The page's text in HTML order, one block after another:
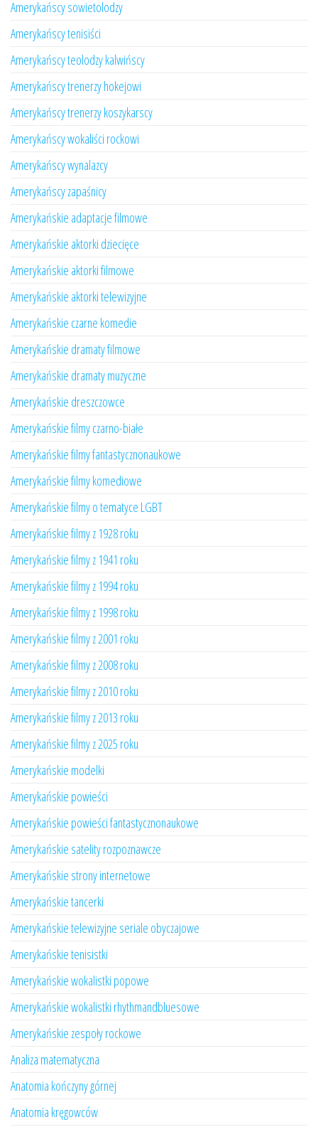
Amerykańscy sowietolodzy
Amerykańscy tenisiści
Amerykańscy teolodzy kalwińscy
Amerykańscy trenerzy hokejowi
Amerykańscy trenerzy koszykarscy
Amerykańscy wokaliści rockowi
Amerykańscy wynalazcy
Amerykańscy zapaśnicy
Amerykańskie adaptacje filmowe
Amerykańskie aktorki dziecięce
Amerykańskie aktorki filmowe
Amerykańskie aktorki telewizyjne
Amerykańskie czarne komedie
Amerykańskie dramaty filmowe
Amerykańskie dramaty muzyczne
Amerykańskie dreszczowce
Amerykańskie filmy czarno-białe
Amerykańskie filmy fantastycznonaukowe
Amerykańskie filmy komediowe
Amerykańskie filmy o tematyce LGBT
Amerykańskie filmy z 1928 roku
Amerykańskie filmy z 1941 roku
Amerykańskie filmy z 1994 roku
Amerykańskie filmy z 1998 roku
Amerykańskie filmy z 2001 roku
Amerykańskie filmy z 2008 roku
Amerykańskie filmy z 2010 roku
Amerykańskie filmy z 2013 roku
Amerykańskie filmy z 2025 roku
Amerykańskie modelki
Amerykańskie powieści
Amerykańskie powieści fantastycznonaukowe
Amerykańskie satelity rozpoznawcze
Amerykańskie strony internetowe
Amerykańskie tancerki
Amerykańskie telewizyjne seriale obyczajowe
Amerykańskie tenisistki
Amerykańskie wokalistki popowe
Amerykańskie wokalistki rhythmandbluesowe
Amerykańskie zespoły rockowe
Analiza matematyczna
Anatomia kończyny górnej
Anatomia kręgowców